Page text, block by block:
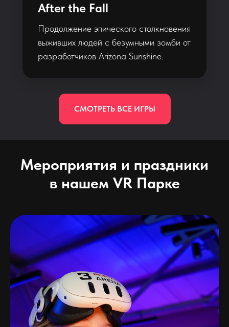
After the Fall
Продолжение эпического столкновения
выживших людей с безумными зомби от
разработчиков Arizona Sunshine.
СМОТРЕТЬ ВСЕ ИГРЫ
Мероприятия и праздники
в нашем VR Парке